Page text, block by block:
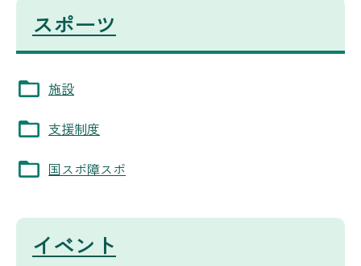
スポーツ
施設
支援制度
国スポ障スポ
イベント